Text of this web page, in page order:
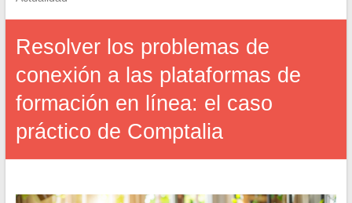
Resolver los problemas de
conexión a las plataformas de
formación en línea: el caso
práctico de Comptalia